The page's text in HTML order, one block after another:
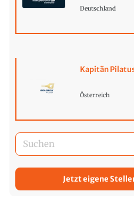
Deutschland
Kapitän
Österreich
Jetzt eigene